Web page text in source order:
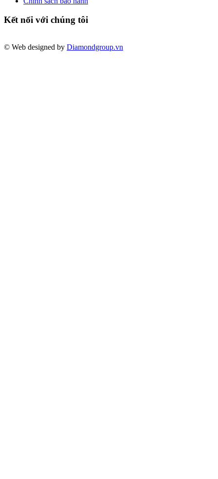
Kết nối với chúng tôi
© Web designed by Diamondgroup.vn